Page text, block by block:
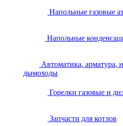
Напольные газовые
Напольные
Автоматика, арматура,
дымоходы
Горелки газовые и
Запчасти для котлов